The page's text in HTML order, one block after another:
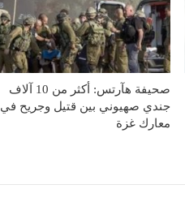
صحيفة هآرتس: أكثر من 10 آلاف
جندي صهيوني بين قتيل وجريح في
معارك غزة